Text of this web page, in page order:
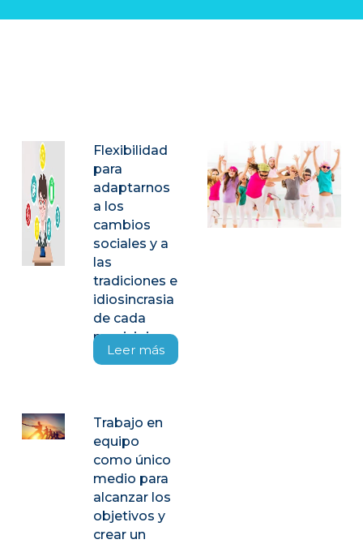
Flexibilidad
para
adaptarnos
a los
cambios
sociales y a
las
tradiciones e
idiosincrasia
de cada
municipio.
Leer más
Trabajo en
equipo
como único
medio para
alcanzar los
objetivos y
crear un